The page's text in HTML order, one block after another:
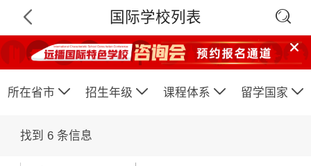
 国际学校列表 

所在省市  招生年级  课程体系  留学国家 
找到 6条信息